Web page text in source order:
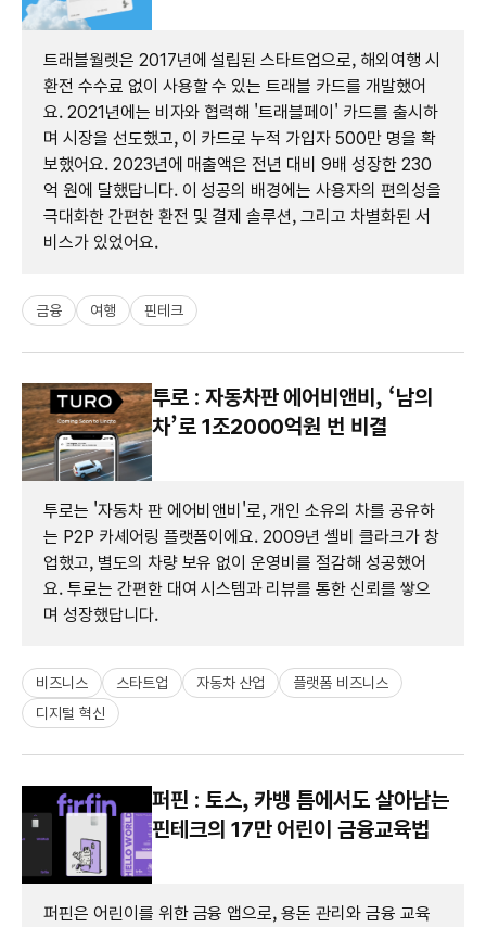
트래블월렛은 2017년에 설립된 스타트업으로, 해외여행 시
환전 수수료 없이 사용할 수 있는 트래블 카드를 개발했어
요. 2021년에는 비자와 협력해 '트래블페이' 카드를 출시하
며 시장을 선도했고, 이 카드로 누적 가입자 500만 명을 확
보했어요. 2023년에 매출액은 전년 대비 9배 성장한 230
억 원에 달했답니다. 이 성공의 배경에는 사용자의 편의성을
극대화한 간편한 환전 및 결제 솔루션, 그리고 차별화된 서
비스가 있었어요.
금융 여행 핀테크
투로 : 자동차판 에어비앤비, ‘남의
차’로 1조2000억원 번 비결
투로는 '자동차 판 에어비앤비'로, 개인 소유의 차를 공유하
는 P2P 카셰어링 플랫폼이에요. 2009년 셸비 클라크가 창
업했고, 별도의 차량 보유 없이 운영비를 절감해 성공했어
요. 투로는 간편한 대여 시스템과 리뷰를 통한 신뢰를 쌓으
며 성장했답니다.
비즈니스 스타트업 자동차 산업
플랫폼 비즈니스
디지털 혁신
퍼핀 : 토스, 카뱅 틈에서도 살아남는
핀테크의 17만 어린이 금융교육법
퍼핀은 어린이를 위한 금융 앱으로, 용돈 관리와 금융 교육